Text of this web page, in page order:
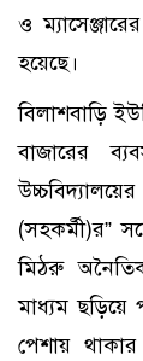
ও
হয়েছে।
বিলাশবাড়ি
বাজারের
(সহকর্মী)র”
মিঠরু
মাধ্যম
পেশায়